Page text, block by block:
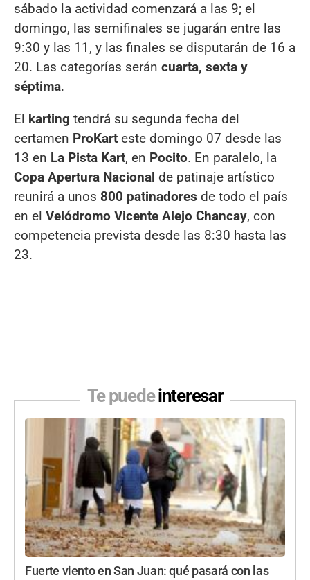
sábado la actividad comenzará a las 9; el
domingo, las semifinales se jugarán entre las
9:30 y las 11, y las finales se disputarán de 16 a
20. Las categorías serán cuarta, sexta y
séptima.
El karting tendrá su segunda fecha del
certamen ProKart este domingo 07 desde las
13 en La Pista Kart, en Pocito. En paralelo, la
Copa Apertura Nacional de patinaje artístico
reunirá a unos 800 patinadores de todo el país
en el Velódromo Vicente Alejo Chancay, con
competencia prevista desde las 8:30 hasta las
23.
Te puedeinteresar
Fuerte viento en San Juan: qué pasará con las